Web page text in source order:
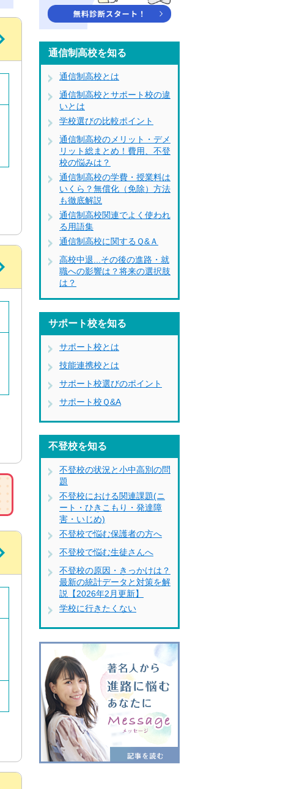
通信制高校を知る
通信制高校とは
通信制高校とサポート校の違
いとは
学校選びの比較ポイント
通信制高校のメリット・デメ
リット総まとめ！費用、不登
校の悩みは？
通信制高校の学費・授業料は
いくら？無償化（免除）方法
も徹底解説
通信制高校関連でよく使われ
る用語集
通信制高校に関するＱ&Ａ
高校中退...その後の進路・就
職への影響は？将来の選択肢
は？
サポート校を知る
サポート校とは
技能連携校とは
サポート校選びのポイント
サポート校Ｑ&A
不登校を知る
不登校の状況と小中高別の問
題
不登校における関連課題(ニ
ート・ひきこもり・発達障
害・いじめ)
不登校で悩む保護者の方へ
不登校で悩む生徒さんへ
不登校の原因・きっかけは？
最新の統計データと対策を解
説【2026年2月更新】
学校に行きたくない